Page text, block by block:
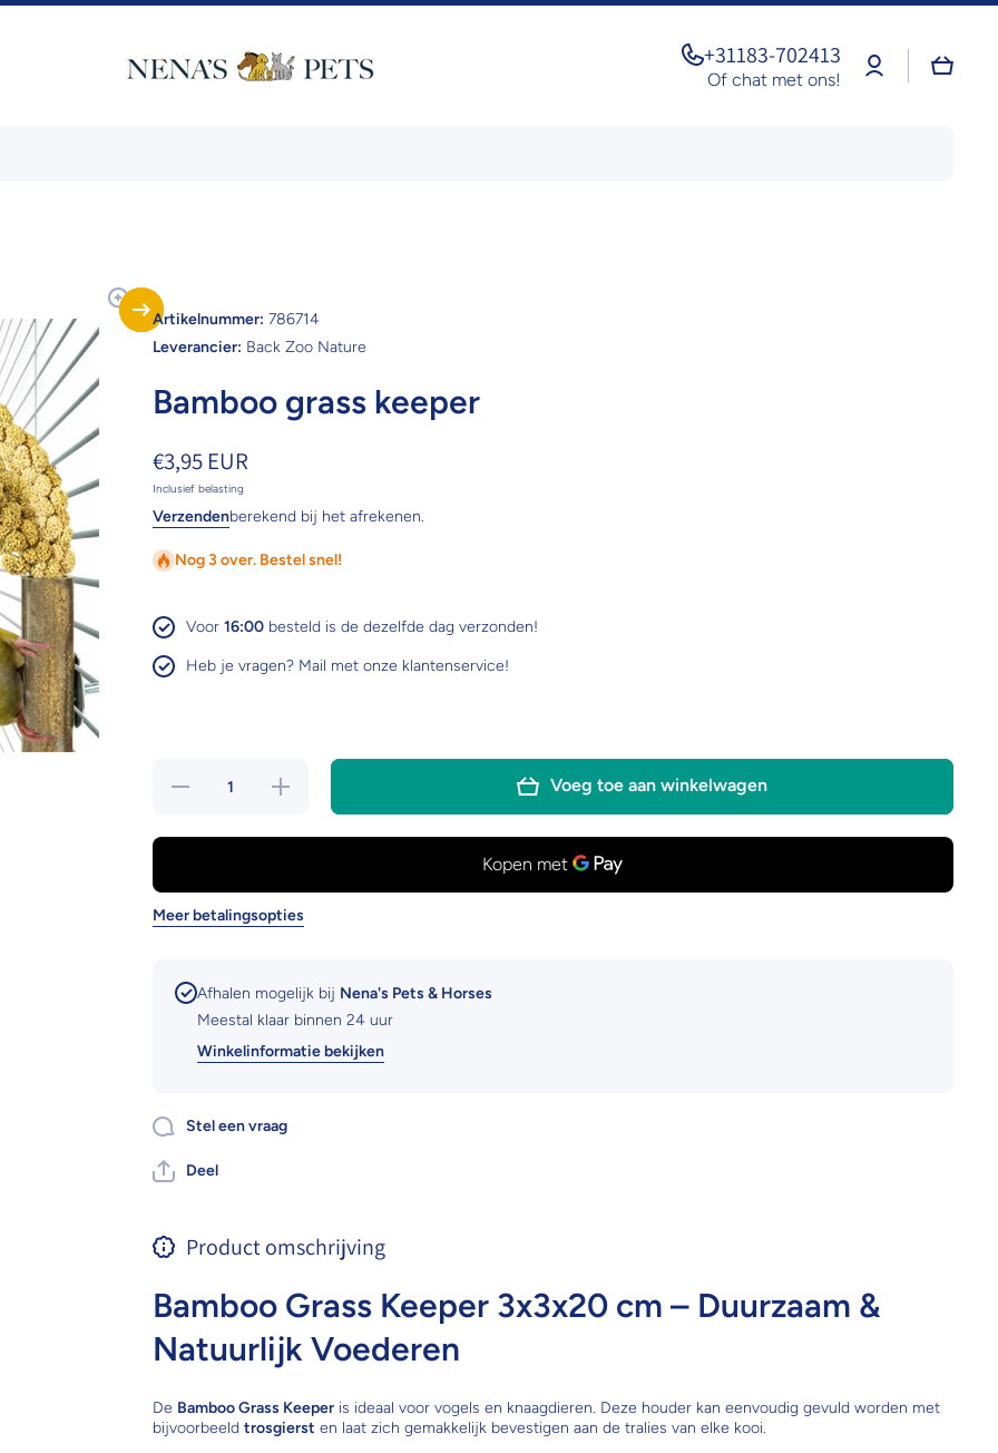
+31183-702413
Of chat met ons!
Log
in
Artikelnummer: 786714
Leverancier: Back Zoo Nature
Bamboo grass keeper
€3,95 EUR
Inclusief belasting
Verzendenberekend bij het afrekenen.
Nog 3 over. Bestel snel!
Voor 16:00besteld is de dezelfde dag verzonden!
Heb je vragen? Mail met onze klantenservice!
Hoeveelheid
Verhoog de
hoeveelheid
Voeg toe aan winkelwagen
Meer betalingsopties
Afhalen mogelijk bij Nena's Pets & Horses
Meestal klaar binnen 24 uur
Winkelinformatie bekijken
Stel een vraag
Deel
Product omschrijving
Bamboo Grass Keeper 3x3x20 cm – Duurzaam &
Natuurlijk Voederen
De Bamboo Grass Keeperis ideaal voor vogels en knaagdieren. Deze houder kan eenvoudig gevuld worden met
bijvoorbeeld trosgierst en laat zich gemakkelijk bevestigen aan de tralies van elke kooi.